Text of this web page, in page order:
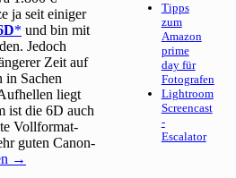
ja seit einiger
und bin mit
Jedoch
Zeit auf
in Sachen
liegt
ist die 6D auch
Vollformat-
guten Canon-
→
Tipps
zum
Amazon
prime
day für
Fotografen
Lightroom
Screencast
-
Escalator